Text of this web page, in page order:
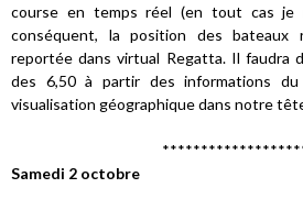
course en temps réel (en tout cas je
conséquent, la position des bateaux
reportée dans virtual Regatta. Il faudra
des 6,50 à partir des informations
visualisation géographique dans notre
Samedi 2 octobre